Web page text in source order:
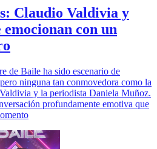
Claudio Valdivia y
con un
de Baile ha sido escenario de
ninguna tan conmovedora como la
y la periodista Daniela Muñoz.
profundamente emotiva que